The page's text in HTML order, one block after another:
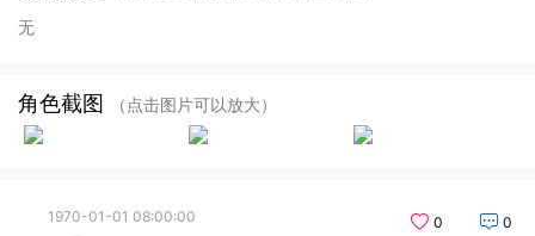
无
角色截图 （点击图片可以放大）
1970-01-01 08:00:00 0 0